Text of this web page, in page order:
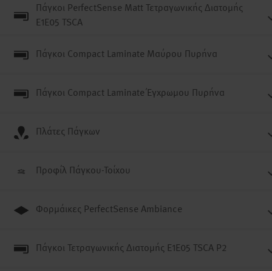
Πάγκοι PerfectSense Matt Τετραγωνικής Διατομής
E1E05 TSCA
Πάγκοι Compact Laminate Μαύρου Πυρήνα
Πάγκοι Compact Laminate Έγχρωμου Πυρήνα
Πλάτες Πάγκων
Προφίλ Πάγκου-Τοίχου
Φορμάικες PerfectSense Ambiance
Πάγκοι Τετραγωνικής Διατομής E1E05 TSCA P2